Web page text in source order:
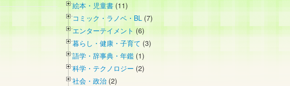
絵本・児童書 (11)
コミック・ラノベ・BL (7)
エンターテイメント (6)
暮らし・健康・子育て (3)
語学・辞事典・年鑑 (1)
科学・テクノロジー (2)
社会・政治 (2)